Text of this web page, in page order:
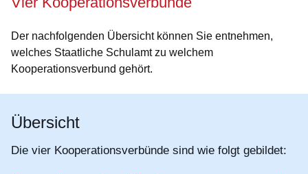
Der nachfolgenden Übersicht können Sie entnehmen,
welches Staatliche Schulamt zu welchem
Kooperationsverbund gehört.
Übersicht
Die vier Kooperationsverbünde sind wie folgt gebildet: